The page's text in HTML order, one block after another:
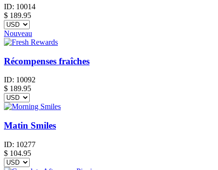
ID: 10014
$ 189.95
Nouveau
Récompenses fraîches
ID: 10092
$ 189.95
Matin Smiles
ID: 10277
$ 104.95